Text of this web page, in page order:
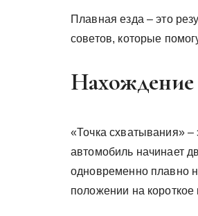
Плавная езда – это
советов, которые
Нахождение
«Точка схватывания» –
автомобиль начинает
одновременно плавно
положении на